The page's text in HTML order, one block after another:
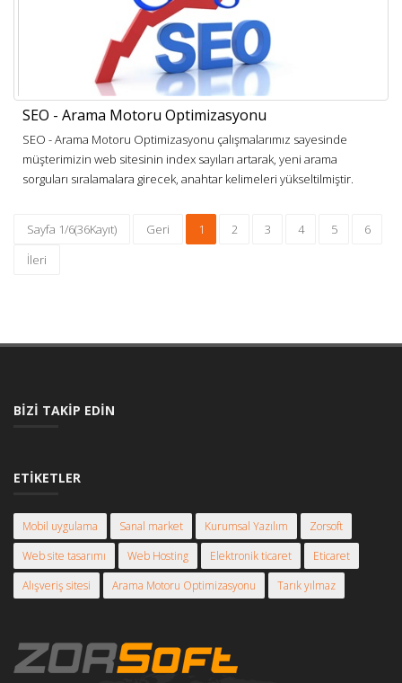
SEO - Arama Motoru Optimizasyonu
SEO - Arama Motoru Optimizasyonu çalışmalarımız sayesinde
müşterimizin web sitesinin index sayıları artarak, yeni arama
sorguları sıralamalara girecek, anahtar kelimeleri yükseltilmiştir.
Sayfa 1/6(36Kayıt) Geri 1 2 3 4 5
6
İleri
BIZI TAKIP EDIN
ETIKETLER
Mobil uygulama Sanal market Kurumsal Yazılım
Zorsoft
Web site tasarımı
Web Hosting Elektronik ticaret
Eticaret
Alışveriş sitesi
Arama Motoru Optimizasyonu Tarık yılmaz